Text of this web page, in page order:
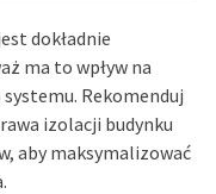
dokładnie
ma to wpływ na
systemu. Rekomenduj
izolacji budynku
aby maksymalizować